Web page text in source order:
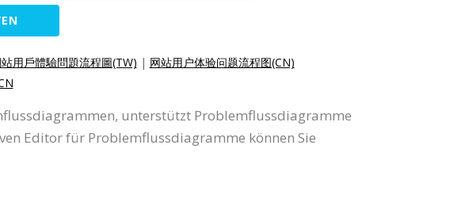
用戶體驗問題流程圖(TW) | 网站用户体验问题流程图(CN)
unterstützt Problemflussdiagramme
Editor für Problemflussdiagramme können Sie